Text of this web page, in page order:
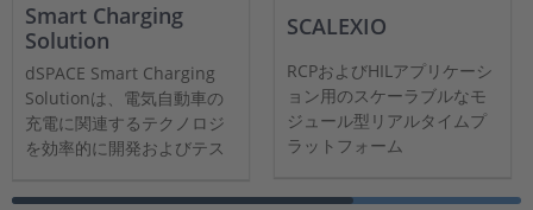
Smart Charging
Solution
dSPACE Smart Charging
Solutionは、電気自動車の
充電に関連するテクノロジ
を効率的に開発およびテス
とハードウェアを提供しま
SCALEXIO
RCPおよびHILアプリケーシ
ョン用のスケーラブルなモ
ジュール型リアルタイムプ
ラットフォーム